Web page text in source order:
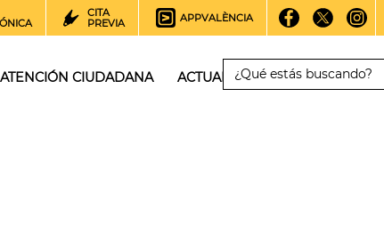
CITA
PREVIA
APPVALÈNCIA
ATENCIÓN CIUDADANA ACTUALIDAD